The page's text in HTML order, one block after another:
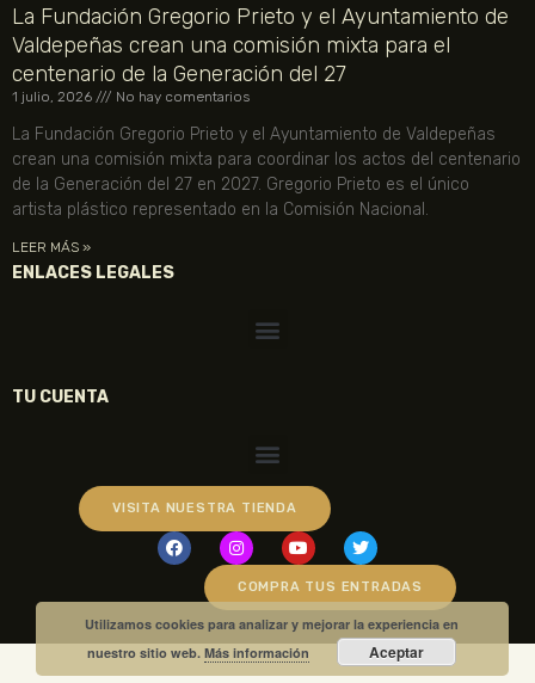
La Fundación Gregorio Prieto y el Ayuntamiento de
Valdepeñas crean una comisión mixta para el
centenario de la Generación del 27
1 julio, 2026 No hay comentarios
La Fundación Gregorio Prieto y el Ayuntamiento de Valdepeñas
crean una comisión mixta para coordinar los actos del centenario
de la Generación del 27 en 2027. Gregorio Prieto es el único
artista plástico representado en la Comisión Nacional.
LEER MÁS »
ENLACES LEGALES
TU CUENTA
VISITA NUESTRA TIENDA
COMPRA TUS ENTRADAS
Utilizamos cookies para analizar y mejorar la experiencia en
nuestro sitio web.Más información Aceptar